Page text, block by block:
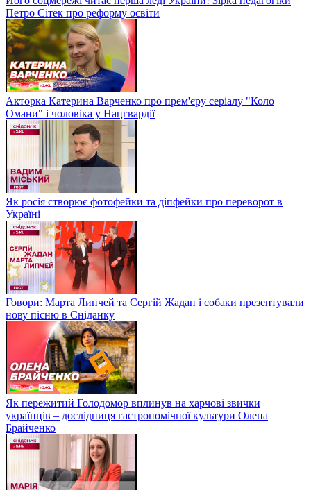
Петро Сітек про реформу освіти
Акторка Катерина Варченко про прем'єру серіалу "Коло
Омани" і чоловіка у Нацгвардії
Як росія створює фотофейки та діпфейки про переворот в
Україні
Говори: Марта Липчей та Сергій Жадан і собаки презентували
нову пісню в Сніданку
Як пережитий Голодомор вплинув на харчові звички
українців – дослідниця гастрономічної культури Олена
Брайченко